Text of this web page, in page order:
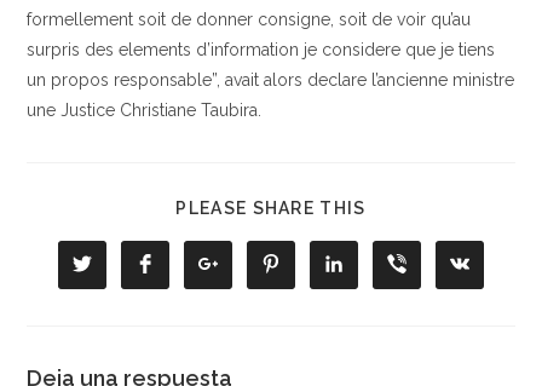
formellement soit de donner consigne, soit de voir qu’au
surpris des elements d’information je considere que je tiens
un propos responsable”, avait alors declare l’ancienne ministre
une Justice Christiane Taubira.
PLEASE SHARE THIS
CONTENIDO
Se
abre
Se
abre
Se
abre
Se
abre
Se
abre
Se
abre
Se
abre
Deja una respuesta